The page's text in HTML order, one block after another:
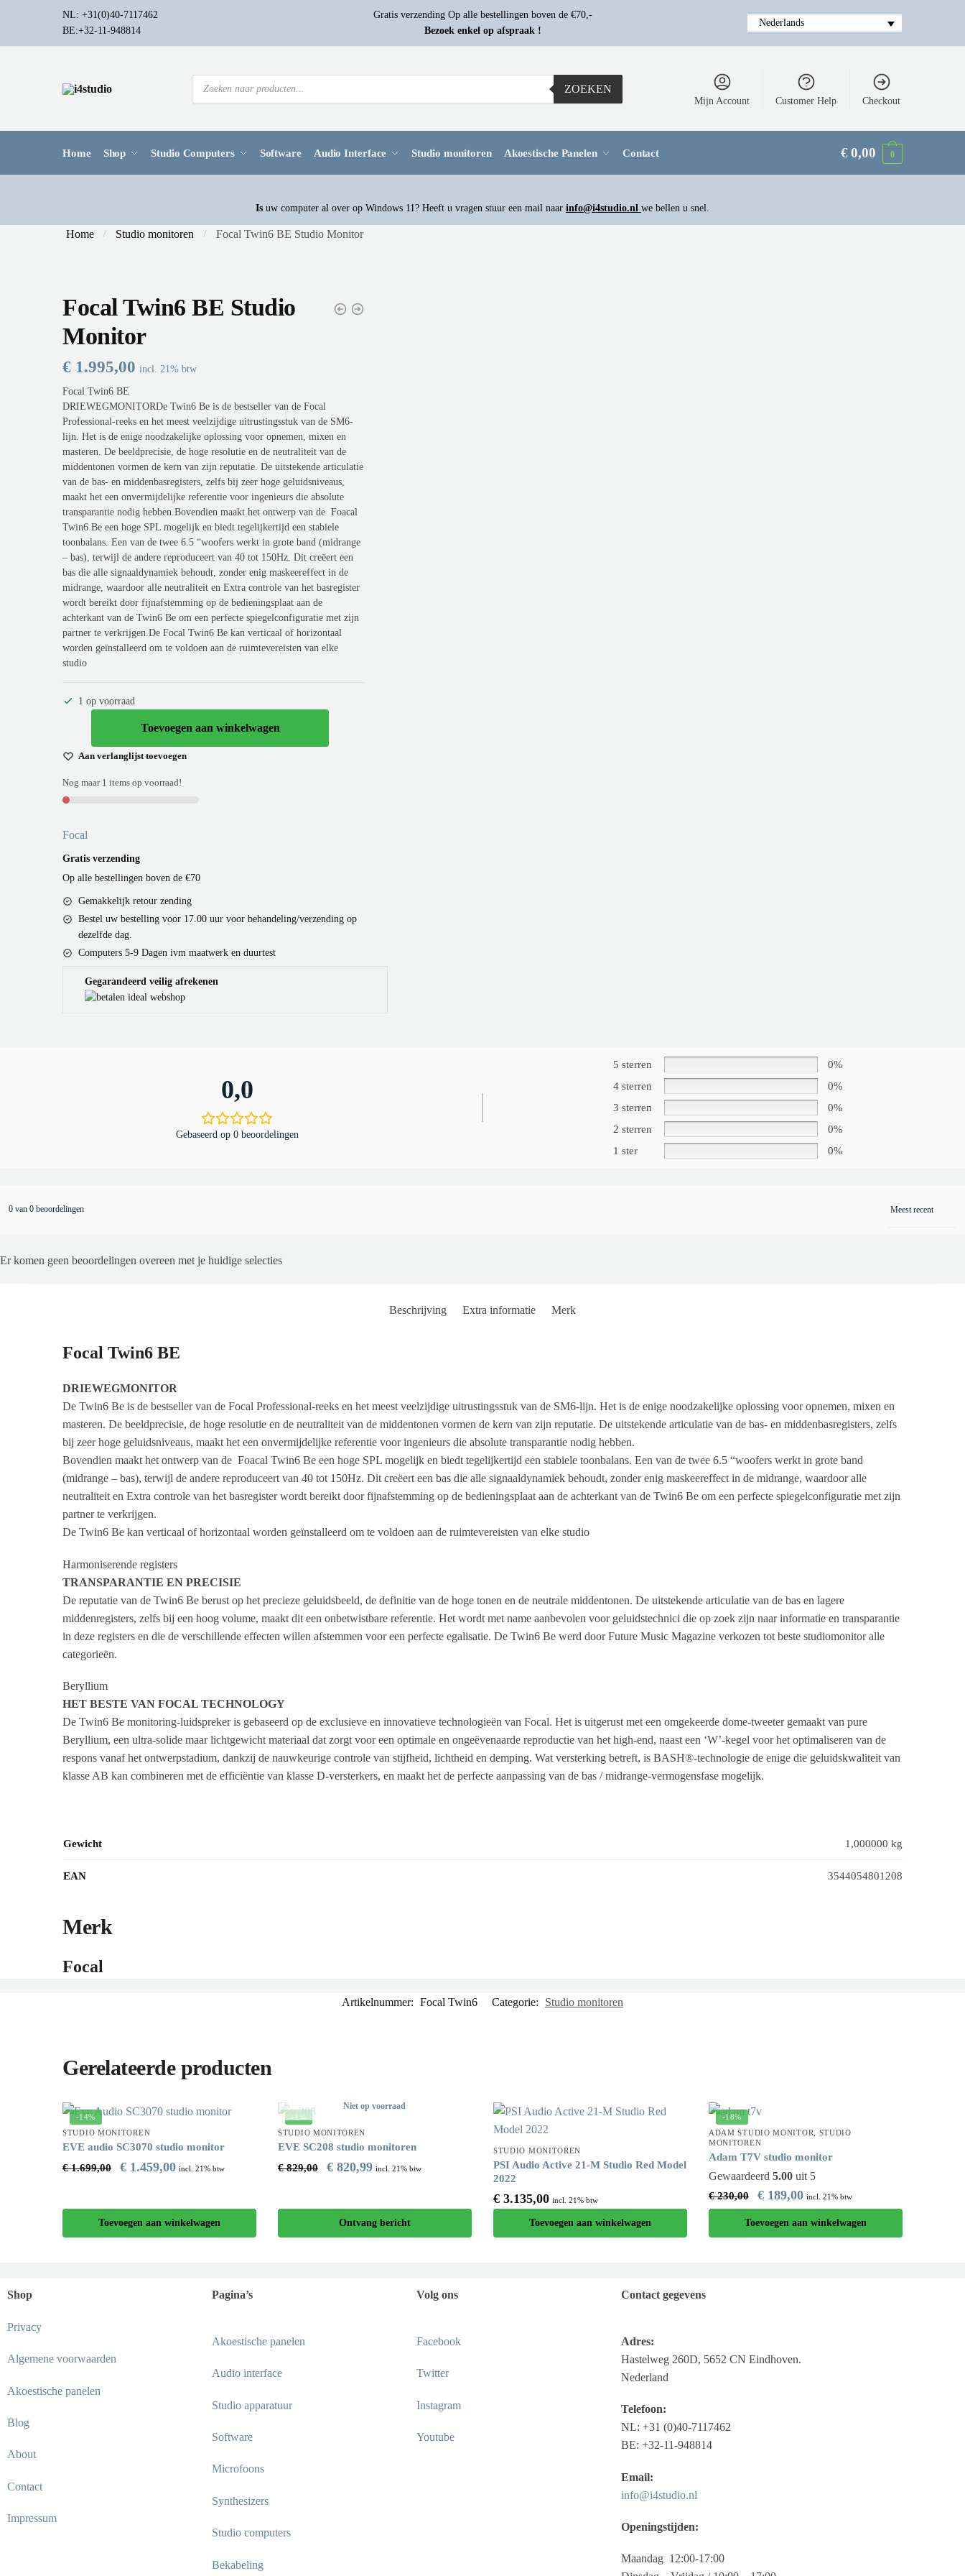
NL: +31(0)40-7117462
BE:+32-11-948814
Gratis verzending Op alle bestellingen boven de €70,-
Bezoek enkel op afspraak !
Nederlands
ZOEKEN
Mijn Account Customer Help Checkout
Home Shop Studio Computers Software Audio Interface Studio monitoren Akoestische Panelen Contact €0,00 0
Is uw computer al over op Windows 11? Heeft u vragen stuur een mail naar info@i4studio.nl we bellen u snel.
Home / Studio monitoren / Focal Twin6 BE Studio Monitor
Focal Twin6 BE Studio
Monitor
€ 1.995,00 incl. 21% btw
Focal Twin6 BE
DRIEWEGMONITORDe Twin6 Be is de bestseller van de Focal
Professional-reeks en het meest veelzijdige uitrustingsstuk van de SM6-
lijn. Het is de enige noodzakelijke oplossing voor opnemen, mixen en
masteren. De beeldprecisie, de hoge resolutie en de neutraliteit van de
middentonen vormen de kern van zijn reputatie. De uitstekende articulatie
van de bas- en middenbasregisters, zelfs bij zeer hoge geluidsniveaus,
maakt het een onvermijdelijke referentie voor ingenieurs die absolute
transparantie nodig hebben.Bovendien maakt het ontwerp van de Foacal
Twin6 Be een hoge SPL mogelijk en biedt tegelijkertijd een stabiele
toonbalans. Een van de twee 6.5 “woofers werkt in grote band (midrange
– bas), terwijl de andere reproduceert van 40 tot 150Hz. Dit creëert een
bas die alle signaaldynamiek behoudt, zonder enig maskeereffect in de
midrange, waardoor alle neutraliteit en Extra controle van het basregister
wordt bereikt door fijnafstemming op de bedieningsplaat aan de
achterkant van de Twin6 Be om een ​​perfecte spiegelconfiguratie met zijn
partner te verkrijgen.De Focal Twin6 Be kan verticaal of horizontaal
worden geïnstalleerd om te voldoen aan de ruimtevereisten van elke
studio
1 op voorraad
Toevoegen aan winkelwagen
Aan verlanglijst toevoegen
Nog maar 1 items op voorraad!
Focal
Gratis verzending
Op alle bestellingen boven de €70
Gemakkelijk retour zending
Bestel uw bestelling voor 17.00 uur voor behandeling/verzending op
dezelfde dag.
Computers 5-9 Dagen ivm maatwerk en duurtest
Gegarandeerd veilig afrekenen
0,0
Gebaseerd op 0 beoordelingen
5 sterren
0%
4 sterren
0%
3 sterren
0%
2 sterren
0%
1 ster
0%
0 van 0 beoordelingen
Er komen geen beoordelingen overeen met je huidige selecties
Beschrijving Extra informatie Merk
Focal Twin6 BE
DRIEWEGMONITOR
De Twin6 Be is de bestseller van de Focal Professional-reeks en het meest veelzijdige uitrustingsstuk van de SM6-lijn. Het is de enige noodzakelijke oplossing voor opnemen, mixen en
masteren. De beeldprecisie, de hoge resolutie en de neutraliteit van de middentonen vormen de kern van zijn reputatie. De uitstekende articulatie van de bas- en middenbasregisters, zelfs
bij zeer hoge geluidsniveaus, maakt het een onvermijdelijke referentie voor ingenieurs die absolute transparantie nodig hebben.
Bovendien maakt het ontwerp van de Foacal Twin6 Be een hoge SPL mogelijk en biedt tegelijkertijd een stabiele toonbalans. Een van de twee 6.5 “woofers werkt in grote band
(midrange – bas), terwijl de andere reproduceert van 40 tot 150Hz. Dit creëert een bas die alle signaaldynamiek behoudt, zonder enig maskeereffect in de midrange, waardoor alle
neutraliteit en Extra controle van het basregister wordt bereikt door fijnafstemming op de bedieningsplaat aan de achterkant van de Twin6 Be om een ​​perfecte spiegelconfiguratie met zijn
partner te verkrijgen.
De Twin6 Be kan verticaal of horizontaal worden geïnstalleerd om te voldoen aan de ruimtevereisten van elke studio
Harmoniserende registers
TRANSPARANTIE EN PRECISIE
De reputatie van de Twin6 Be berust op het precieze geluidsbeeld, de definitie van de hoge tonen en de neutrale middentonen. De uitstekende articulatie van de bas en lagere
middenregisters, zelfs bij een hoog volume, maakt dit een onbetwistbare referentie. Het wordt met name aanbevolen voor geluidstechnici die op zoek zijn naar informatie en transparantie
in deze registers en die de verschillende effecten willen afstemmen voor een perfecte egalisatie. De Twin6 Be werd door Future Music Magazine verkozen tot beste studiomonitor alle
categorieën.
Beryllium
HET BESTE VAN FOCAL TECHNOLOGY
De Twin6 Be monitoring-luidspreker is gebaseerd op de exclusieve en innovatieve technologieën van Focal. Het is uitgerust met een omgekeerde dome-tweeter gemaakt van pure
Beryllium, een ultra-solide maar lichtgewicht materiaal dat zorgt voor een optimale en ongeëvenaarde reproductie van het high-end, naast een ‘W’-kegel voor het optimaliseren van de
respons vanaf het ontwerpstadium, dankzij de nauwkeurige controle van stijfheid, lichtheid en demping. Wat versterking betreft, is BASH®-technologie de enige die geluidskwaliteit van
klasse AB kan combineren met de efficiëntie van klasse D-versterkers, en maakt het de perfecte aanpassing van de bas / midrange-vermogensfase mogelijk.
Gewicht 1,000000 kg
EAN 3544054801208
Merk
Focal
Artikelnummer: Focal Twin6 Categorie: Studio monitoren
Gerelateerde producten
-14%
STUDIO MONITOREN
EVE audio SC3070 studio monitor
€1.699,00 € 1.459,00 incl. 21% btw
Toevoegen aan winkelwagen
-1%
Niet op voorraad
STUDIO MONITOREN
EVE SC208 studio monitoren
€829,00 € 820,99 incl. 21% btw
Ontvang bericht
STUDIO MONITOREN
PSI Audio Active 21-M Studio Red Model
2022
€3.135,00 incl. 21% btw
Toevoegen aan winkelwagen
-18%
ADAM STUDIO MONITOR
STUDIO
MONITOREN
Adam T7V studio monitor
Gewaardeerd 5.00uit 5
€230,00 €189,00 incl. 21% btw
Toevoegen aan winkelwagen
Shop
Privacy
Algemene voorwaarden
Akoestische panelen
Blog
About
Contact
Impressum
Pagina’s
Akoestische panelen
Audio interface
Studio apparatuur
Software
Microfoons
Synthesizers
Studio computers
Bekabeling
Volg ons
Facebook
Twitter
Instagram
Youtube
Contact gegevens
Adres:
Hastelweg 260D, 5652 CN Eindhoven.
Nederland
Telefoon:
NL: +31 (0)40-7117462
BE: +32-11-948814
Email:
info@i4studio.nl
Openingstijden:
Maandag 12:00-17:00